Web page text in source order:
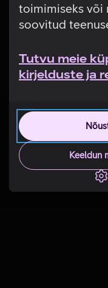
toimimiseks või
soovitud
Tutvu meie
kirjelduste ja
Keeldun